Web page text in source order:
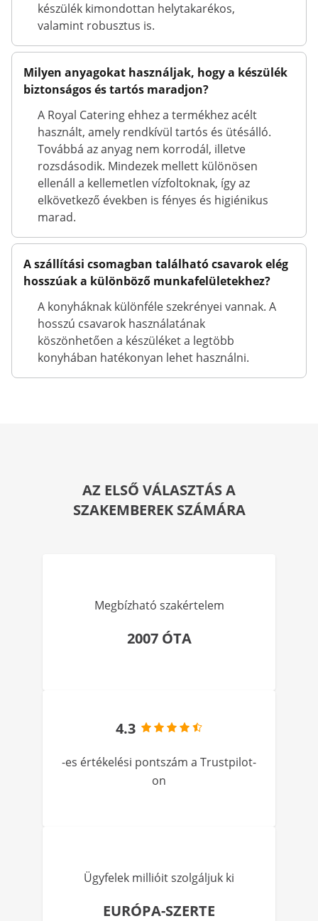
készülék kimondottan helytakarékos,
valamint robusztus is.
Milyen anyagokat használjak, hogy a készülék
biztonságos és tartós maradjon?
A Royal Catering ehhez a termékhez acélt
használt, amely rendkívül tartós és ütésálló.
Továbbá az anyag nem korrodál, illetve
rozsdásodik. Mindezek mellett különösen
ellenáll a kellemetlen vízfoltoknak, így az
elkövetkező években is fényes és higiénikus
marad.
A szállítási csomagban található csavarok elég
hosszúak a különböző munkafelületekhez?
A konyháknak különféle szekrényei vannak. A
hosszú csavarok használatának
köszönhetően a készüléket a legtöbb
konyhában hatékonyan lehet használni.
AZ ELSŐ VÁLASZTÁS A
SZAKEMBEREK SZÁMÁRA
Megbízható szakértelem
2007 ÓTA
4.3
-es értékelési pontszám a Trustpilot-
on
Ügyfelek millióit szolgáljuk ki
EURÓPA-SZERTE